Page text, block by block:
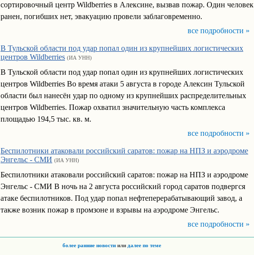
сортировочный центр Wildberries в Алексине, вызвав пожар. Один человек
ранен, погибших нет, эвакуацию провели заблаговременно.
все подробности »
В Тульской области под удар попал один из крупнейших логистических
центров Wildberries (ИА УНН)
В Тульской области под удар попал один из крупнейших логистических
центров Wildberries Во время атаки 5 августа в городе Алексин Тульской
области был нанесён удар по одному из крупнейших распределительных
центров Wildberries. Пожар охватил значительную часть комплекса
площадью 194,5 тыс. кв. м.
все подробности »
Беспилотники атаковали российский саратов: пожар на НПЗ и аэродроме
Энгельс - СМИ (ИА УНН)
Беспилотники атаковали российский саратов: пожар на НПЗ и аэродроме
Энгельс - СМИ В ночь на 2 августа российский город саратов подвергся
атаке беспилотников. Под удар попал нефтеперерабатывающий завод, а
также возник пожар в промзоне и взрывы на аэродроме Энгельс.
все подробности »
более ранние новости или далее по теме